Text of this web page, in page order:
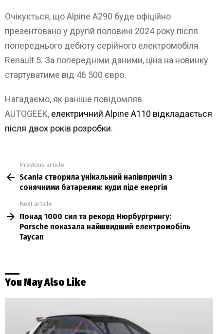
Очікується, що Alpine A290 буде офіційно
презентовано у другій половині 2024 року після
попереднього дебюту серійного електромобіля
Renault 5. За попередніми даними, ціна на новинку
стартуватиме від 46 500 євро.
Нагадаємо, як раніше повідомляв
AUTOGEEK, електричний Alpine A110 відкладається
після двох років розробки.
more
Previous article
Scania створила унікальний напівпричіп з
сонячними батареями: куди піде енергія
Next article
Понад 1000 сил та рекорд Нюрбургрингу:
Porsche показала найшвидший електромобіль
Taycan
You May Also Like